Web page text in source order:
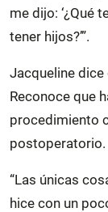
me dijo: ‘¿Qué
tener hijos?’”.
Jacqueline dice
Reconoce que
procedimiento
postoperatorio.
“Las únicas
hice con un